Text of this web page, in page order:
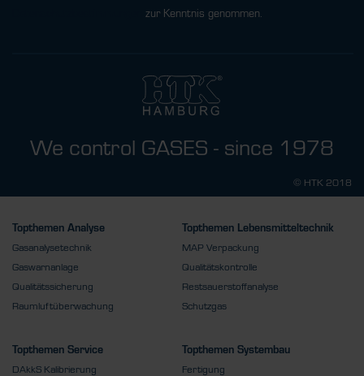
zur Kenntnis genommen.
We control GASES - since 1978
© HTK 2018
Topthemen Analyse
Gasanalysetechnik
Gaswarnanlage
Qualitätssicherung
Raumluftüberwachung
Topthemen Lebensmitteltechnik
MAP Verpackung
Qualitätskontrolle
Restsauerstoffanalyse
Schutzgas
Topthemen Service
DAkkS Kalibrierung
Topthemen Systembau
Fertigung